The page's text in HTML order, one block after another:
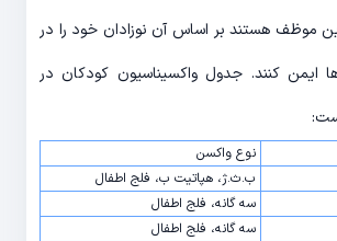
موظف هستند بر اساس آن نوزادان خود را در
ایمن کنند. جدول واکسیناسیون کودکان در
نوع واکسن
ب.ث.ژ، هپاتیت ب، فلج اطفال
سه گانه، فلج اطفال
سه گانه، فلج اطفال